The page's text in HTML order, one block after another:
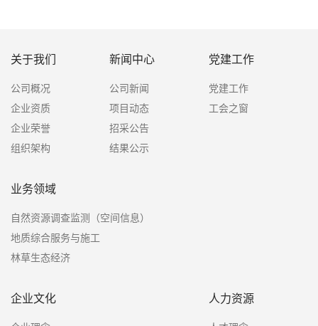
关于我们
公司概况
企业资质
企业荣誉
组织架构
新闻中心
公司新闻
项目动态
招采公告
结果公示
党建工作
党建工作
工会之窗
业务领域
自然资源调查监测（空间信息）
地质综合服务与施工
林草生态经济
企业文化 人力资源